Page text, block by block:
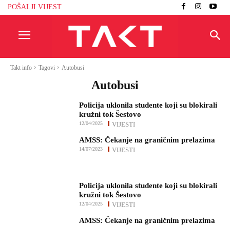
POŠALJI VIJEST
Takt info Tagovi Autobusi
Autobusi
Policija uklonila studente koji su blokirali
kružni tok Šestovo
VIJESTI
12/04/2025
AMSS: Čekanje na graničnim prelazima
VIJESTI
14/07/2023
Policija uklonila studente koji su blokirali
kružni tok Šestovo
VIJESTI
12/04/2025
AMSS: Čekanje na graničnim prelazima